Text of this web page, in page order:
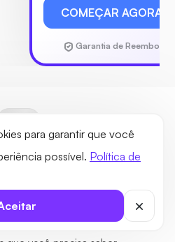
para garantir que você
possível. Política de
COMEÇAR AGORA
Garantia de Reembolso
VPS Nova
primeiro VPS em Nova York ou
os benefícios, nosso guia de